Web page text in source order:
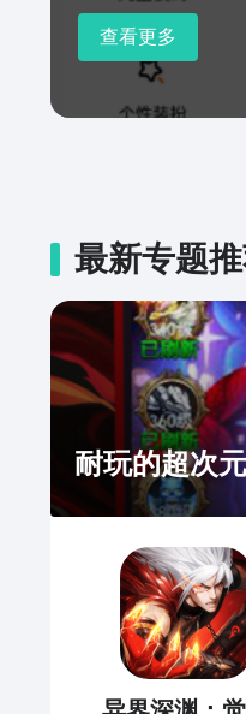
查看更多
最新专题
耐玩的超次